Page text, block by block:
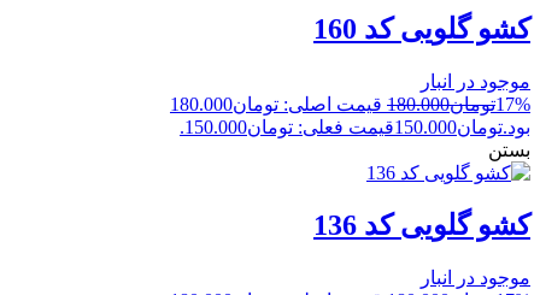
کشو گلویی کد 160
موجود در انبار
17%تومان180.000
قیمت اصلی: تومان180.000
بود.تومان150.000قیمت فعلی: تومان150.000.
بستن
کشو گلویی کد 136
موجود در انبار